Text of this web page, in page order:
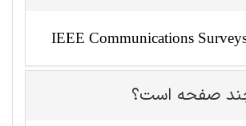
IEEE Communications
صفحه است؟